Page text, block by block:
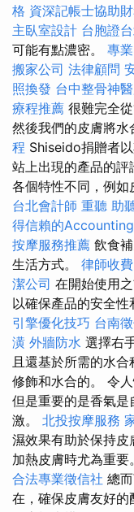
格 資深記帳士協助
主臥室設計 台胞證
可能有點濃密。 專
搬家公司 法律顧問
照換發 台中整骨神
療程推薦 很難完全
然後我們的皮膚將水
程 Shiseido捐贈者
站上出現的產品的
各個特性不同，例如
台北會計師 重聽 助
得信賴的
按摩服務推薦 飲食
生活方式。 律師收費
潔公司 在開始使用
以確保產品的安全性
引擎優化技巧 台南
潢 外牆防水 選擇右
且還基於所需的水
修飾和水合的。 令
但是重要的是香氣
激。 北投按摩服務
濕效果有助於保持
加熱皮膚時尤為重要
合法專業徵信社 總
在，確保皮膚友好